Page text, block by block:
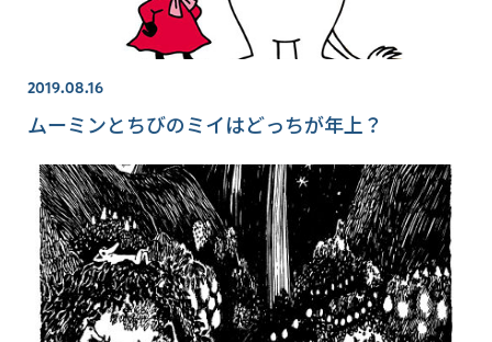
2019.08.16
ムーミンとちびのミイはどっちが年上？